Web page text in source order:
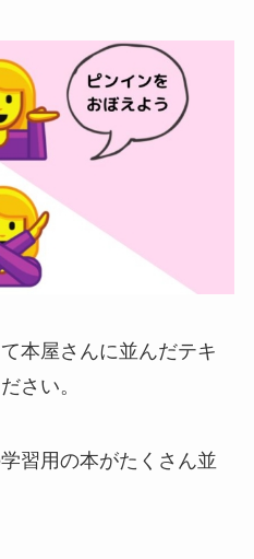
本屋さんに並んだテキ
さい。
習用の本がたくさん並